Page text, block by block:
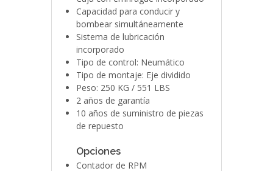
Capacidad para conducir y
bombear simultáneamente
Sistema de lubricación
incorporado
Tipo de control: Neumático
Tipo de montaje: Eje dividido
Peso: 250 KG / 551 LBS
2 años de garantía
10 años de suministro de piezas
de repuesto
Opciones
Contador de RPM